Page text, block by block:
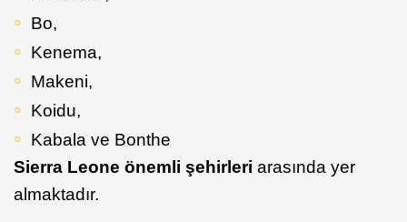
Bo,
Kenema,
Makeni,
Koidu,
Kabala ve Bonthe
Sierra Leone önemli şehirleri arasında yer
almaktadır.